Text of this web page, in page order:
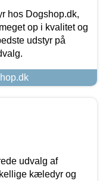
hos Dogshop.dk,
op i kvalitet og
udstyr på
udvalg af
kæledyr og